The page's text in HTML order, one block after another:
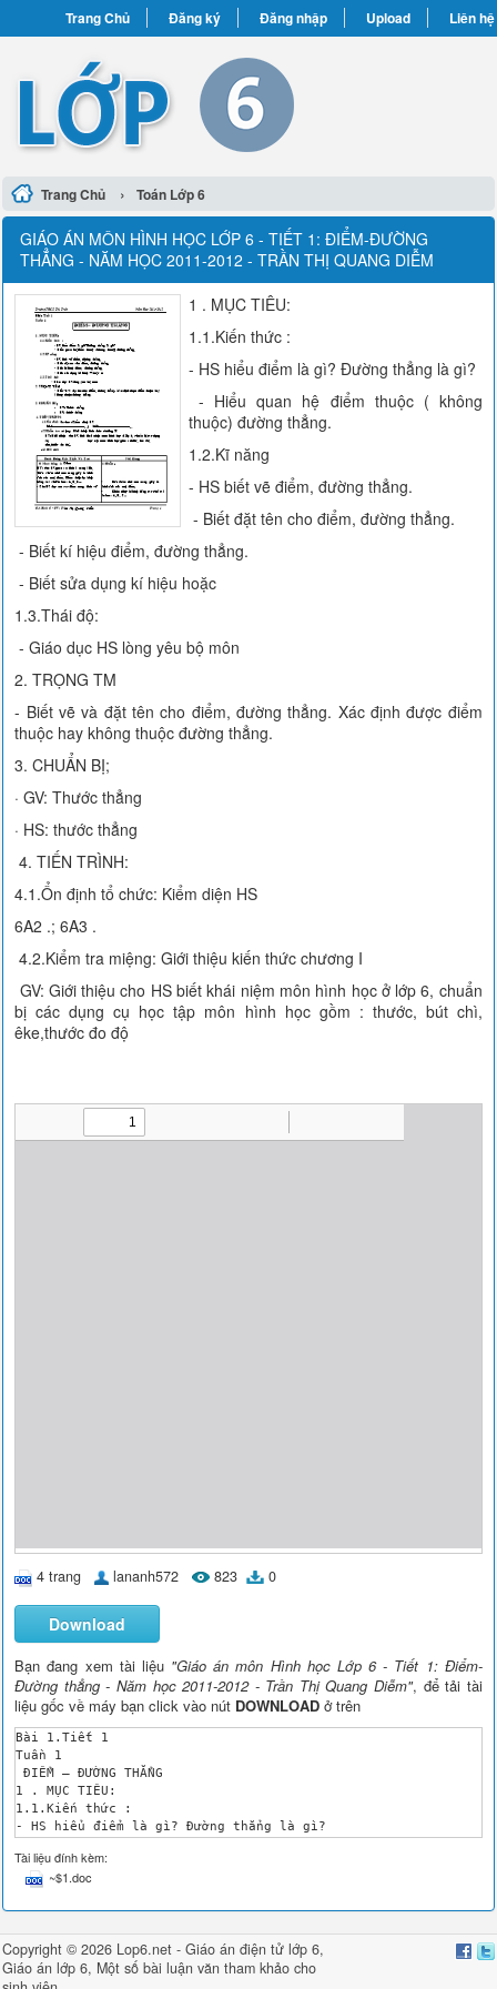
Trang Chủ Đăng ký Đăng nhập Upload Liên hệ
Trang Chủ › Toán Lớp 6
GIÁO ÁN MÔN HÌNH HỌC LỚP 6 - TIẾT 1: ĐIỂM-ĐƯỜNG
THẲNG - NĂM HỌC 2011-2012 - TRẦN THỊ QUANG DIỄM
1 . MỤC TIÊU:
1.1.Kiến thức :
- HS hiểu điểm là gì? Đường thẳng là gì?
- Hiểu quan hệ điểm thuộc ( không
thuộc) đường thẳng.
1.2.Kĩ năng
- HS biết vẽ điểm, đường thẳng.
- Biết đặt tên cho điểm, đường thẳng.
- Biết kí hiệu điểm, đường thẳng.
- Biết sửa dụng kí hiệu hoặc
1.3.Thái độ:
- Giáo dục HS lòng yêu bộ môn
2. TRỌNG TM
- Biết vẽ và đặt tên cho điểm, đường thẳng. Xác định được điểm
thuộc hay không thuộc đường thẳng.
3. CHUẨN BỊ;
· GV: Thước thẳng
· HS: thước thẳng
4. TIẾN TRÌNH:
4.1.Ổn định tổ chức: Kiểm diện HS
6A2 .; 6A3 .
4.2.Kiểm tra miệng: Giới thiệu kiến thức chương I
GV: Giới thiệu cho HS biết khái niệm môn hình học ở lớp 6, chuẩn
bị các dụng cụ học tập môn hình học gồm : thước, bút chì,
êke,thước đo độ
4 trang lananh572 823 0
Download
Bạn đang xem tài liệu "Giáo án môn Hình học Lớp 6 - Tiết 1: Điểm-
Đường thẳng - Năm học 2011-2012 - Trần Thị Quang Diễm", để tải tài
liệu gốc về máy bạn click vào nút DOWNLOAD ở trên
Bài 1.Tiết 1
Tuần 1
ĐIỂM – ĐƯỜNG THẲNG
1 . MỤC TIÊU:
1.1.Kiến thức :
- HS hiểu điểm là gì? Đường thẳng là gì?
- Hiểu quan hệ điểm thuộc ( không thuộc) đường thẳng.
1.2.Kĩ năng
- HS biết vẽ điểm, đường thẳng.
- Biết kí hiệu điểm, đường thẳng.
- Biết sửa dụng kí hiệu hoặc
1.3.Thái độ:
	 - Giáo dục HS lòng yêu bộ môn
2. TRỌNG TÂM
Tài liệu đính kèm:
~$1.doc
Copyright © 2026 Lop6.net -Giáo án điện tử lớp 6,
Giáo án lớp 6, Một số bàiluận văn tham khảo cho